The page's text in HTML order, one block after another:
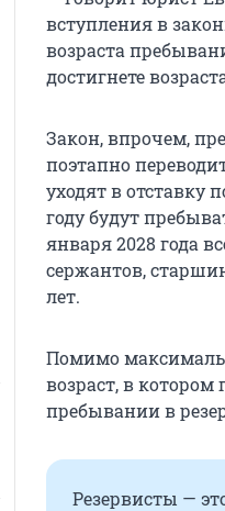
вступления в
возраста
достигнете
Закон, впрочем,
поэтапно
уходят в отставку
году будут
января 2028 года
сержантов,
лет.
Помимо
возраст, в
пребывании в
Резервисты —